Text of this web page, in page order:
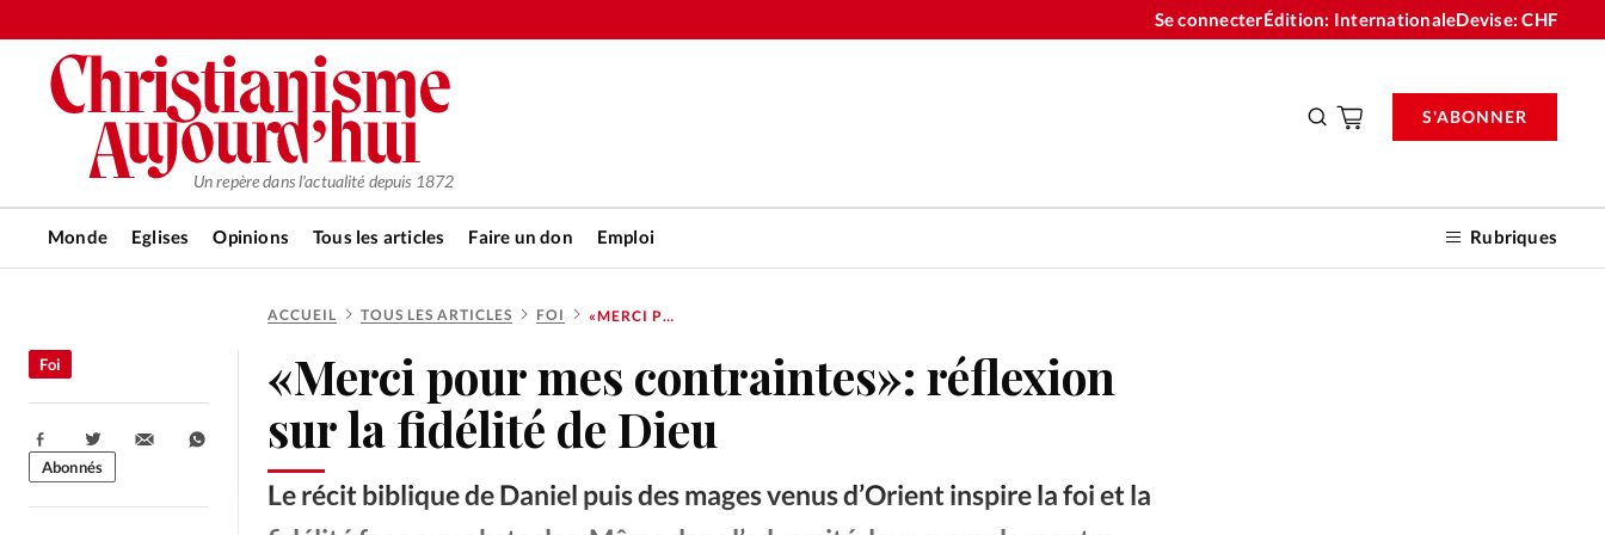
Se connecterÉdition: InternationaleDevise:CHF
Un repère dans l'actualité depuis 1872
Monde Eglises Opinions Tous les articles Faire un don Emploi Rubriques
S'ABONNER
RUBRIQUES
Tous les articles
Actualité chrétienne
Actualité internationale
Les abonnements
ACCUEIL TOUS LES ARTICLES FOI «MERCI POUR MES CONTRAINTES»: RÉFLEXION SUR LA FIDÉLITÉ DE DIEU
«Merci pour mes contraintes»: réflexion
sur la fidélité de Dieu
Le récit biblique de Daniel puis des mages venus d’Orient inspire la foi et la
Foi
Partager:
Abonnés